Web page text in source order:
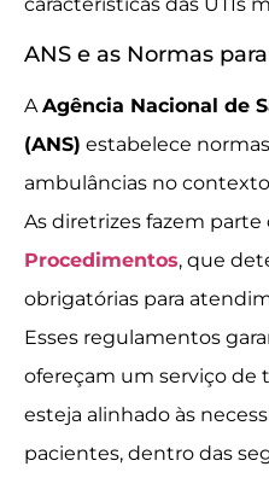
ANS e as Normas
A Agência Nacional de
(ANS) estabelece
ambulâncias no
As diretrizes fazem parte
Procedimentos, que
obrigatórias para
Esses regulamentos
ofereçam um serviço de
esteja alinhado às
pacientes, dentro das